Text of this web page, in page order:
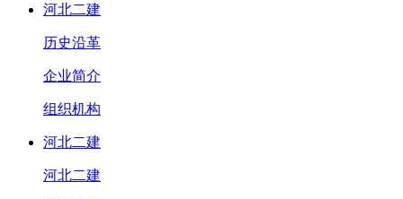
河北二建
历史沿革
企业简介
组织机构
河北二建
河北二建